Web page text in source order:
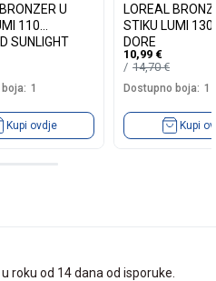
U
SUNLIGHT
1
Kupi ovdje
LOREAL
STIKU LUMI
DORE
10,99 €
14,70€
Dostupno boja: 1
Kupi
roku od 14 dana od isporuke.